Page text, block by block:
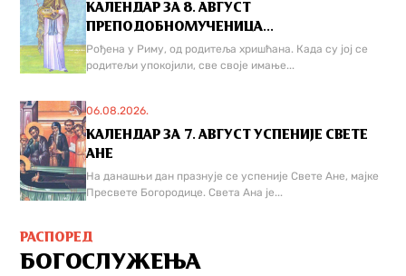
КАЛЕНДАР ЗА 8. АВГУСТ
ПРЕПОДОБНОМУЧЕНИЦА...
Рођена у Риму, од родитеља хришћана. Када су јој се
родитељи упокојили, све своје имање...
06.08.2026.
КАЛЕНДАР ЗА 7. АВГУСТ УСПЕНИЈЕ СВЕТЕ
АНЕ
На данашњи дан празнује се успеније Свете Ане, мајке
Пресвете Богородице. Света Ана је...
РАСПОРЕД
БОГОСЛУЖЕЊА